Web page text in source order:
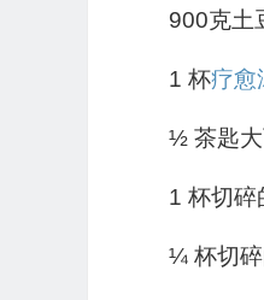
900克土
1 杯疗愈
½ 茶匙
1 杯切碎
¼ 杯切碎